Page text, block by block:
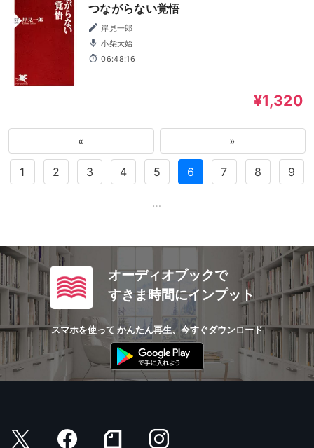
つながらない覚悟
岸見一郎
小柴大始
06:48:16
¥1,320
« »
1 2 3 4 5 6 7 8 9
…
オーディオブックで
すきま時間にインプット
スマホを使って かんたん再生、今すぐダウンロード